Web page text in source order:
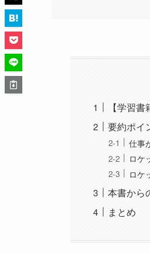
【学習
要約ポイ
仕事
ロケ
ロケ
本書から
まとめ